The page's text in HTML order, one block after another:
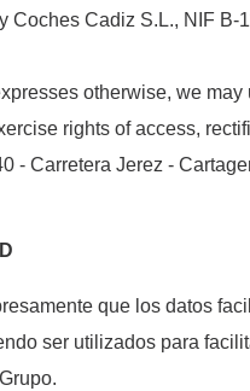
Coches Cadiz S.L., NIF B-
otherwise, we
rights of access,
- Carretera Jerez -
que los datos
ser utilizados para